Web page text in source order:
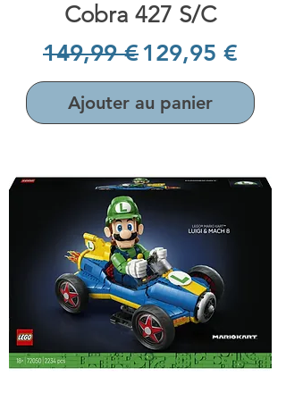
Cobra 427 S/C
Prix original
149,99 €Prix
129,95 €
Ajouter au panier